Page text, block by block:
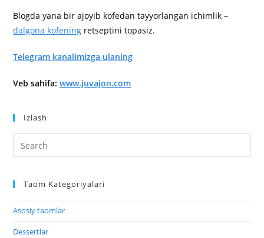
Blogda yana bir ajoyib kofedan tayyorlangan ichimlik –
dalgona kofening retseptini topasiz.
Telegram kanalimizga ulaning
Veb sahifa:www.juvajon.com
Izlash
Taom Kategoriyalari
Asosiy taomlar
Dessertlar